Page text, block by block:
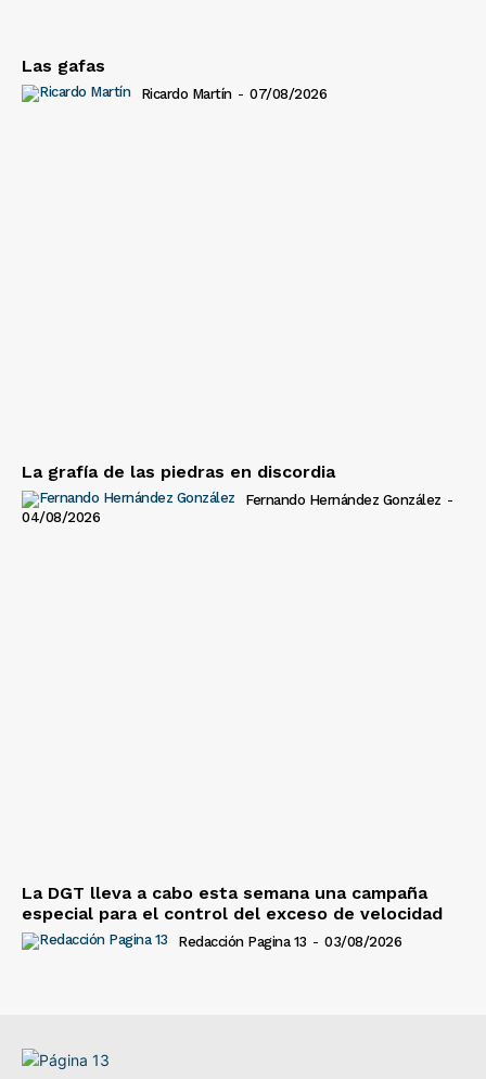
Las gafas
Ricardo Martín - 07/08/2026
La grafía de las piedras en discordia
Fernando Hernández González -
04/08/2026
La DGT lleva a cabo esta semana una campaña
especial para el control del exceso de velocidad
Redacción Pagina 13 - 03/08/2026